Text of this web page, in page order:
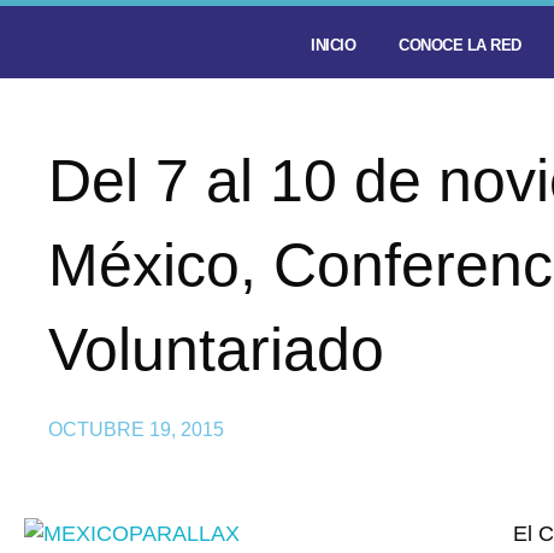
INICIO CONOCE LA RED
Del 7 al 10 de
México,
Voluntariado
OCTUBRE 19, 2015
El